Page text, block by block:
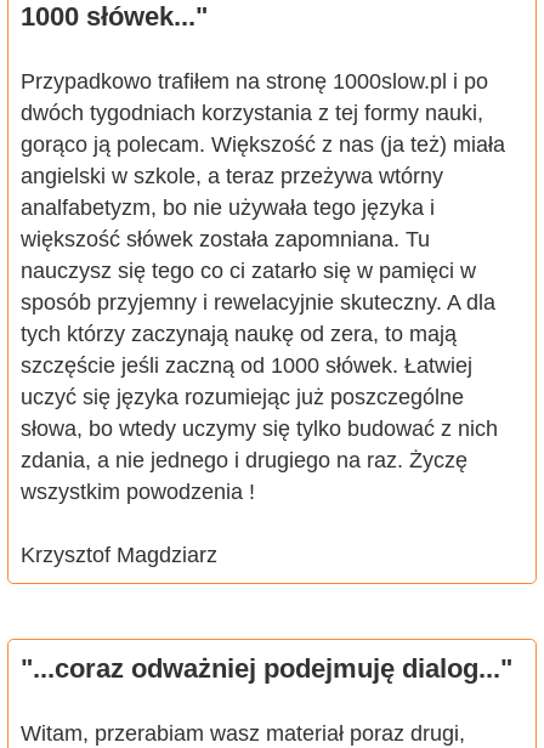
1000 słówek..."
Przypadkowo trafiłem na stronę 1000slow.pl i po
dwóch tygodniach korzystania z tej formy nauki,
gorąco ją polecam. Większość z nas (ja też) miała
angielski w szkole, a teraz przeżywa wtórny
analfabetyzm, bo nie używała tego języka i
większość słówek została zapomniana. Tu
nauczysz się tego co ci zatarło się w pamięci w
sposób przyjemny i rewelacyjnie skuteczny. A dla
tych którzy zaczynają naukę od zera, to mają
szczęście jeśli zaczną od 1000 słówek. Łatwiej
uczyć się języka rozumiejąc już poszczególne
słowa, bo wtedy uczymy się tylko budować z nich
zdania, a nie jednego i drugiego na raz. Życzę
wszystkim powodzenia !
Krzysztof Magdziarz
"...coraz odważniej podejmuję dialog..."
Witam, przerabiam wasz materiał poraz drugi,